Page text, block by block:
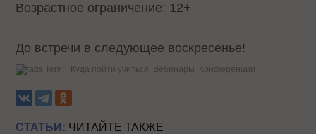
Возрастное ограничение: 12+
До встречи в следующее воскресенье!
Теги: Куда пойти учиться Вебинары Конференции
СТАТЬИ: ЧИТАЙТЕ ТАКЖЕ